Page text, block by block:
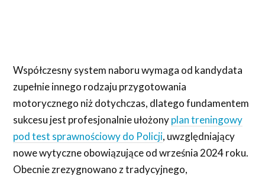
Współczesny system naboru wymaga od kandydata
zupełnie innego rodzaju przygotowania
motorycznego niż dotychczas, dlatego fundamentem
sukcesu jest profesjonalnie ułożonyplan treningowy
pod test sprawnościowy do Policji, uwzględniający
nowe wytyczne obowiązujące od września 2024 roku.
Obecnie zrezygnowano z tradycyjnego,